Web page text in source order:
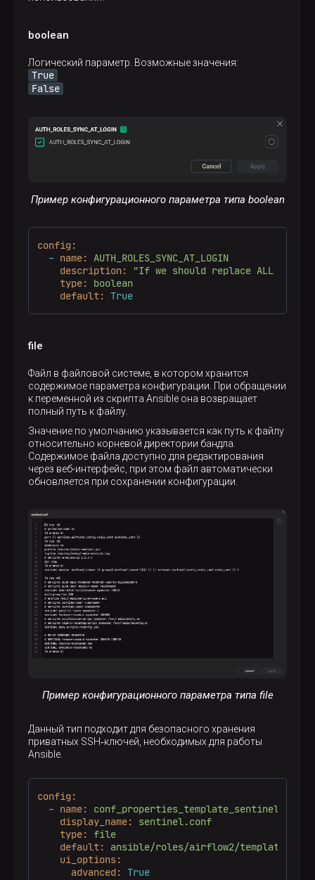
boolean
Логический параметр. Возможные значения:
True
False
Пример конфигурационного параметра типа boolean
config:
- name: AUTH_ROLES_SYNC_AT_LOGIN
description:
"If we should replace ALL the
type:
boolean
default: True
file
Файл в файловой системе, в котором хранится
содержимое параметра конфигурации. При обращении
к переменной из скрипта Ansible она возвращает
полный путь к файлу.
Значение по умолчанию указывается как путь к файлу
относительно корневой директории бандла.
Содержимое файла доступно для редактирования
через веб-интерфейс, при этом файл автоматически
обновляется при сохранении конфигурации.
Пример конфигурационного параметра типа file
Данный тип подходит для безопасного хранения
приватных SSH‑ключей, необходимых для работы
Ansible.
config:
- name:
conf_properties_template_sentinel
display_name:
sentinel.conf
type: file
default:
ansible/roles/airflow2/templates/
ui_options:
advanced: True